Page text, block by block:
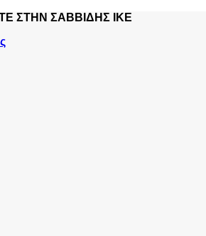
ΣΤΗΝ ΣΑΒΒΙΔΗΣ ΙΚΕ